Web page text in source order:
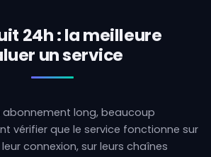
24h : la meilleure
un service
long, beaucoup
vérifier que le service fonctionne sur
connexion, sur leurs chaînes